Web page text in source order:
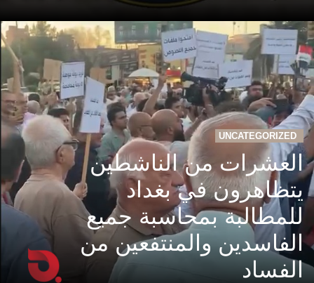
UNCATEGORIZED
العشرات من الناشطين
يتظاهرون في بغداد
للمطالبة بمحاسبة جميع
الفاسدين والمنتفعين من
الفساد